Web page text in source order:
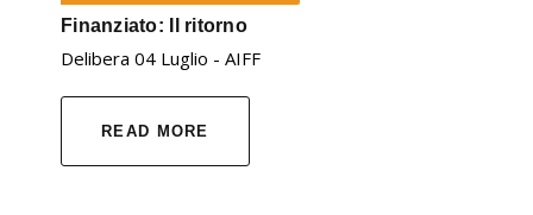
Finanziato: Il ritorno
Delibera 04 Luglio - AIFF
READ MORE